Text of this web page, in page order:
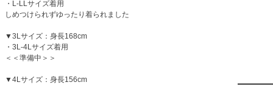
・L-LLサイズ着用
しめつけられずゆったり着られました
▼3Lサイズ：身長168cm
・3L-4Lサイズ着用
＜＜準備中＞＞
▼4Lサイズ：身長156cm